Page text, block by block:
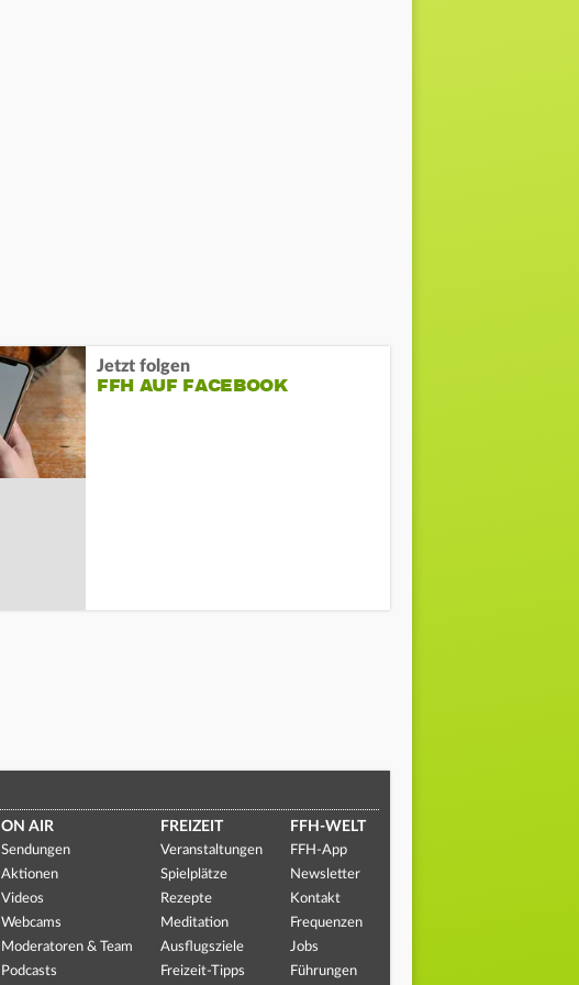
Jetzt folgen
FFH AUF FACEBOOK
ON AIR
Sendungen
Aktionen
Videos
Webcams
Moderatoren & Team
Podcasts
FREIZEIT
Veranstaltungen
Spielplätze
Rezepte
Meditation
Ausflugsziele
Freizeit-Tipps
FFH-WELT
FFH-App
Newsletter
Kontakt
Frequenzen
Jobs
Führungen